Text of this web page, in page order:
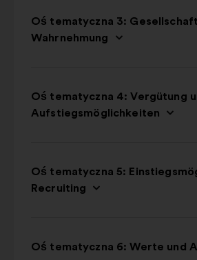
Oś tematyczna 3:
Wahrnehmung
Oś tematyczna 4: Vergütung
Aufstiegsmöglichkeiten
Oś tematyczna 5:
Recruiting
Oś tematyczna 6: Werte und